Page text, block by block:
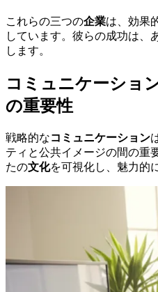
これらの三つの企業は、効果
しています。彼らの成功は、
します。
コミュニケーショ
の重要性
戦略的なコミュニケーション
ティと公共イメージの間の重
たの文化を可視化し、魅力的